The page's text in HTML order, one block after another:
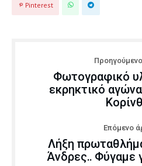
Pinterest
Φωτογραφικό
εκρηκτικό
Επόμενο
Λήξη
Άνδρες.. Φύγαμε